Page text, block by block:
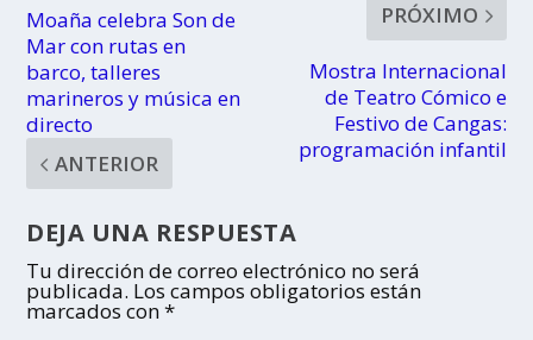
Moaña celebra Son de
Mar con rutas en
barco, talleres
marineros y música en
directo
ANTERIOR
PRÓXIMO
Mostra Internacional
de Teatro Cómico e
Festivo de Cangas:
programación infantil
DEJA UNA RESPUESTA
Tu dirección de correo electrónico no será
publicada. Los campos obligatorios están
marcados con*